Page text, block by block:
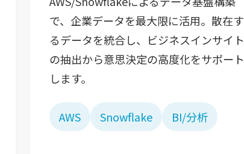
で、企業データを最大限に活用。散在す
るデータを統合し、ビジネスインサイト
の抽出から意思決定の高度化をサポート
します。
AWS Snowflake BI/分析